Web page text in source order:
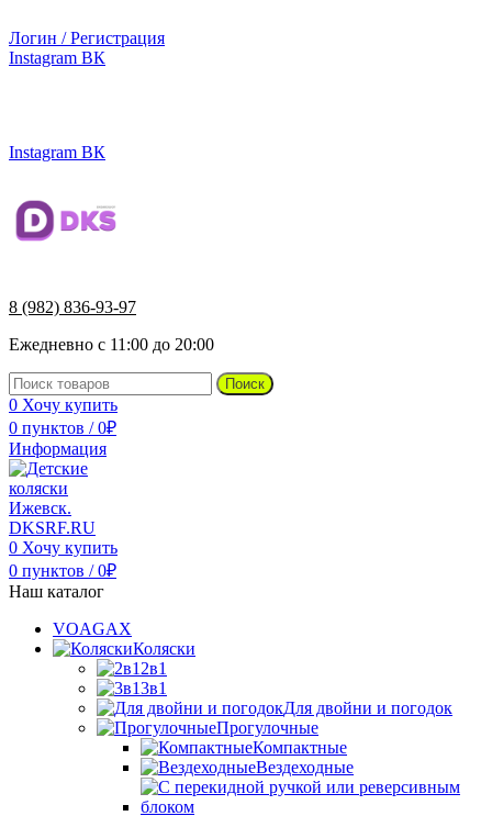
Логин / Регистрация
Instagram ВК
Instagram ВК
8 (982) 836-93-97
Ежедневно с 11:00 до 20:00
Поиск
0 Хочу купить
0 пунктов / 0₽
Информация
0 Хочу купить
0 пунктов / 0₽
Наш каталог
VOAGAX
Коляски
2в1
3в1
Для двойни и погодок
Прогулочные
Компактные
Вездеходные